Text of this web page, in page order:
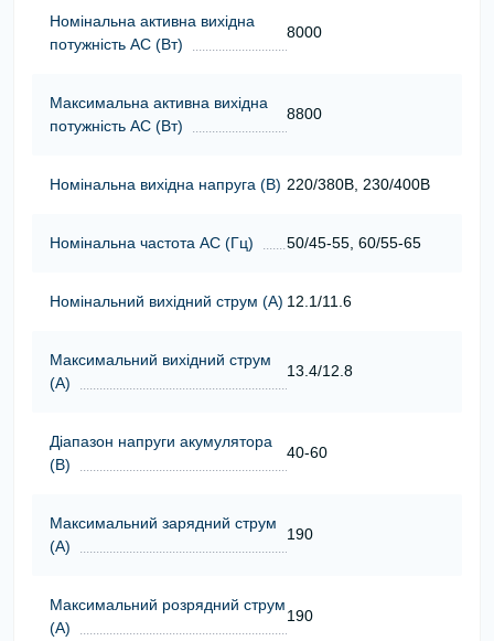
Номінальна активна вихідна
потужність АС (Вт)
8000
Максимальна активна вихідна
потужність АС (Вт)
8800
Номінальна вихідна напруга (В) 220/380В, 230/400В
Номінальна частота АС (Гц) 50/45-55, 60/55-65
Номінальний вихідний струм (А) 12.1/11.6
Максимальний вихідний струм
(А)
13.4/12.8
Діапазон напруги акумулятора
(В)
40-60
Максимальний зарядний струм
(А)
190
Максимальний розрядний струм
(А)
190